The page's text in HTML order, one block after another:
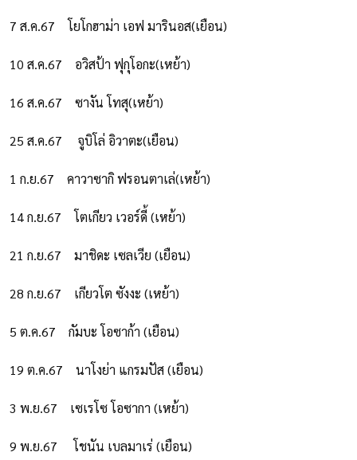
7 ส.ค.67 โยโกฮาม่า เอฟ มารินอส(เยือน)
10 ส.ค.67 อวิสป้า ฟุกุโอกะ(เหย้า)
16 ส.ค.67 ซางัน โทสุ(เหย้า)
25 ส.ค.67 จูบิโล่ อิวาตะ(เยือน)
1 ก.ย.67 คาวาซากิ ฟรอนตาเล่(เหย้า)
14 ก.ย.67 โตเกียว เวอร์ดี้ (เหย้า)
21 ก.ย.67 มาชิดะ เซลเวีย (เยือน)
28 ก.ย.67 เกียวโต ซังงะ (เหย้า)
5 ต.ค.67 กัมบะ โอซาก้า (เยือน)
19 ต.ค.67 นาโงย่า แกรมปัส (เยือน)
3 พ.ย.67 เซเรโซ โอซากา (เหย้า)
9 พ.ย.67 โชนัน เบลมาเร่ (เยือน)